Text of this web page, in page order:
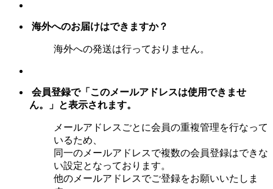
海外へのお届けはできますか？
海外への発送は行っておりません。
会員登録で「このメールアドレスは使用できませ
ん。」と表示されます。
メールアドレスごとに会員の重複管理を行なって
いるため、
同一のメールアドレスで複数の会員登録はできな
い設定となっております。
他のメールアドレスでご登録をお願いいたしま